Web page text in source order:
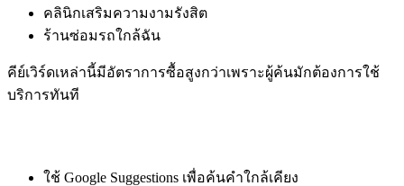
คลินิกเสริมความงามรังสิต
ร้านซ่อมรถใกล้ฉัน
คีย์เวิร์ดเหล่านี้มีอัตราการซื้อสูงกว่าเพราะผู้ค้นมักต้องการใช้
บริการทันที
ใช้ Google Suggestions เพื่อค้นคำใกล้เคียง